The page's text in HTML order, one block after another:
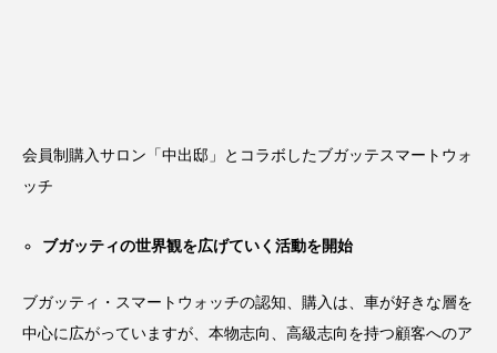
会員制購入サロン「中出邸」とコラボしたブガッテスマートウォ
ッチ
ブガッティの世界観を広げていく活動を開始
ブガッティ・スマートウォッチの認知、購入は、車が好きな層を
中心に広がっていますが、本物志向、高級志向を持つ顧客へのア